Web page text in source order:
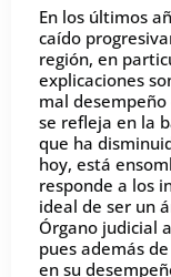
En los últimos
caído
región, en
explicaciones
mal
se refleja en la
que ha
hoy, está
responde a los
ideal de ser un
Órgano judicial
pues además
en su